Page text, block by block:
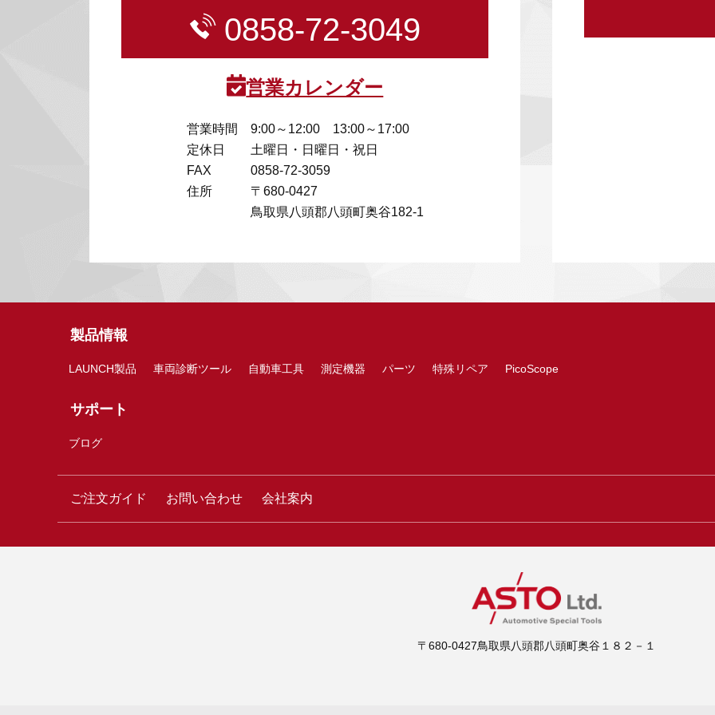
0858-72-3049
営業カレンダー
営業時間
9:00～12:00 13:00～17:00
定休日
土曜日・日曜日・祝日
FAX
0858-72-3059
住所
〒680-0427
鳥取県八頭郡八頭町奥谷182-1
製品情報
LAUNCH製品 車両診断ツール 自動車工具 測定機器 パーツ 特殊リペア PicoScope
サポート
ブログ
ご注文ガイド お問い合わせ 会社案内
〒680-0427鳥取県八頭郡八頭町奥谷１８２－１